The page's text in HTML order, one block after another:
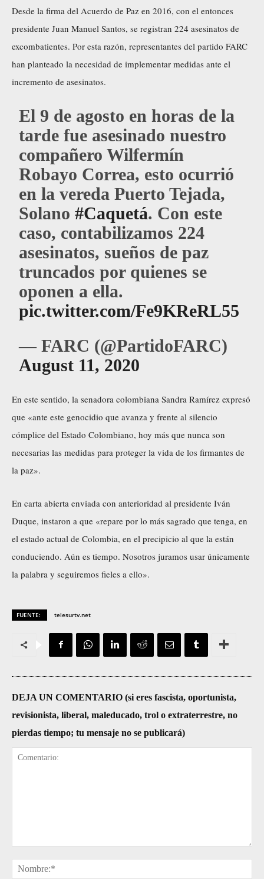
Desde la firma del Acuerdo de Paz en 2016, con el entonces
presidente Juan Manuel Santos, se registran 224 asesinatos de
excombatientes. Por esta razón, representantes del partido FARC
han planteado la necesidad de implementar medidas ante el
incremento de asesinatos.
El 9 de agosto en horas de la
tarde fue asesinado nuestro
compañero Wilfermín
Robayo Correa, esto ocurrió
en la vereda Puerto Tejada,
Solano#Caquetá. Con este
caso, contabilizamos 224
asesinatos, sueños de paz
truncados por quienes se
oponen a ella.
pic.twitter.com/Fe9KReRL55
— FARC (@PartidoFARC)
August 11, 2020
En este sentido, la senadora colombiana Sandra Ramírez expresó
que «ante este genocidio que avanza y frente al silencio
cómplice del Estado Colombiano, hoy más que nunca son
necesarias las medidas para proteger la vida de los firmantes de
la paz».
En carta abierta enviada con anterioridad al presidente Iván
Duque, instaron a que «repare por lo más sagrado que tenga, en
el estado actual de Colombia, en el precipicio al que la están
conduciendo. Aún es tiempo. Nosotros juramos usar únicamente
la palabra y seguiremos fieles a ello».
FUENTE: telesurtv.net
DEJA UN COMENTARIO (si eres fascista, oportunista,
revisionista, liberal, maleducado, trol o extraterrestre, no
pierdas tiempo; tu mensaje no se publicará)